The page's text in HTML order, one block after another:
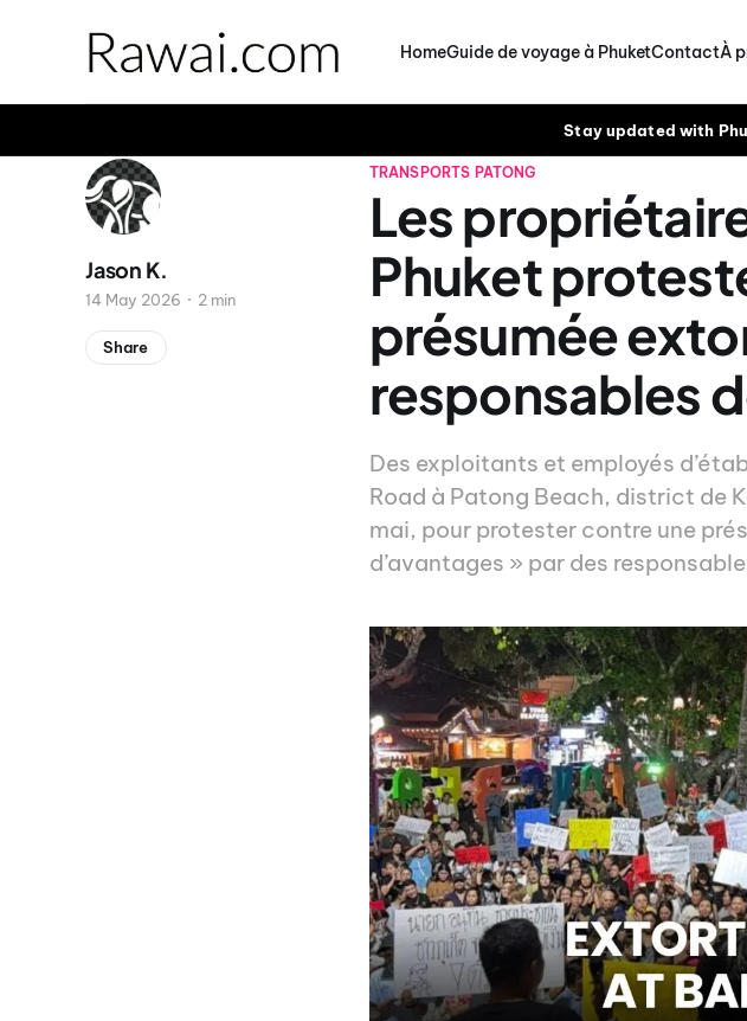
HomeGuide de voyage à PhuketContactÀ
Stay updated with
TRANSPORTS PATONG
Les
Phuket
présumée
responsables
Des exploitants et employés
Road à Patong Beach, district de
mai, pour protester contre une
d’avantages » par des
Jason K.
14 May 2026 2 min
Share